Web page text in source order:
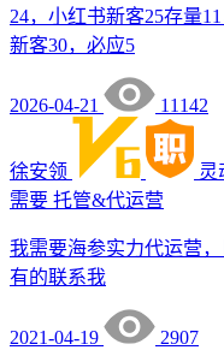
24，小红书新客25存量
新客30，必应5
2026-04-21 11142
徐安领 灵
需要 托管&代运营
我需要海参实力代运营，
有的联系我
2021-04-19
2907